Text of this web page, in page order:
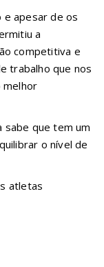
e apesar de os
a
competitiva e
trabalho que nos
sabe que tem um
o nível de
atletas